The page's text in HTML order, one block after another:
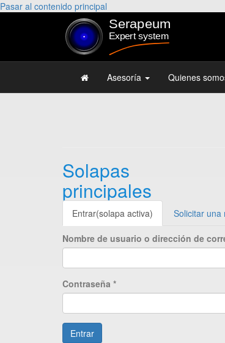
Pasar al contenido principal
Asesoría Quienes
Solapas
principales
Entrar(solapa activa) Solicitar una
Nombre de usuario o dirección de
Contraseña *
Entrar